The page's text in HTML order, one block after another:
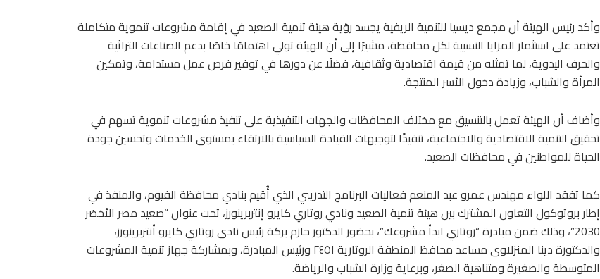
وأكد رئيس الهيئة أن مجمع ديسيا للتنمية الريفية يجسد رؤية هيئة تنمية الصعيد في إقامة مشروعات تنموية متكاملة
تعتمد على استثمار المزايا النسبية لكل محافظة، مشيرًا إلى أن الهيئة تولي اهتمامًا خاصًا بدعم الصناعات التراثية
والحرف اليدوية، لما تمثله من قيمة اقتصادية وثقافية، فضلًا عن دورها في توفير فرص عمل مستدامة، وتمكين
المرأة والشباب، وزيادة دخول الأسر المنتجة.
وأضاف أن الهيئة تعمل بالتنسيق مع مختلف المحافظات والجهات التنفيذية على تنفيذ مشروعات تنموية تسهم في
تحقيق التنمية الاقتصادية والاجتماعية، تنفيذًا لتوجيهات القيادة السياسية بالارتقاء بمستوى الخدمات وتحسين جودة
الحياة للمواطنين في محافظات الصعيد.
كما تفقد اللواء مهندس عمرو عبد المنعم فعاليات البرنامج التدريبي الذي أُقيم بنادي محافظة الفيوم، والمنفذ في
إطار بروتوكول التعاون المشترك بين هيئة تنمية الصعيد ونادي روتاري كايرو إنتربرينورز، تحت عنوان “صعيد مصر الأخضر
2030”، وذلك ضمن مبادرة “روتاري ابدأ مشروعك”، بحضور الدكتور حازم بركة رئيس نادى روتاري كايرو أنتربرينورز،
والدكتورة دينا المنزلاوى مساعد محافظ المنطقة الروتارية ٢٤٥١ ورئيس المبادرة، وبمشاركة جهاز تنمية المشروعات
المتوسطة والصغيرة ومتناهية الصغر، وبرعاية وزارة الشباب والرياضة.